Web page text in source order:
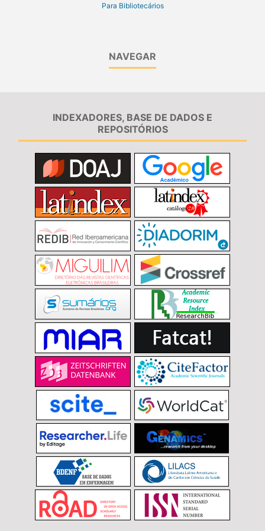
Para Bibliotecários
NAVEGAR
INDEXADORES, BASE DE DADOS E
REPOSITÓRIOS